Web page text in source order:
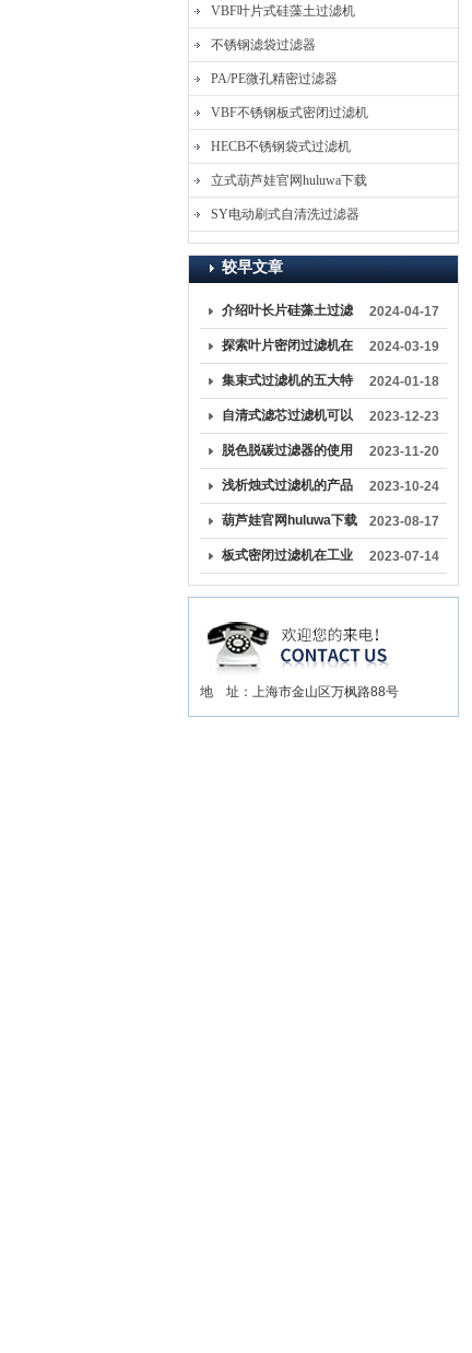
VBF叶片式硅藻土过滤机
不锈钢滤袋过滤器
PA/PE微孔精密过滤器
VBF不锈钢板式密闭过滤机
HECB不锈钢袋式过滤机
立式葫芦娃官网huluwa下载
SY电动刷式自清洗过滤器
较早文章
介绍叶长片硅藻土过滤
机的保养与维护方法
2024-04-17
探索叶片密闭过滤机在
工业生产中的关键作用
2024-03-19
集束式过滤机的五大特
点解析
2024-01-18
自清式滤芯过滤机可以
有效去除过滤介质上的
杂质和颗粒物
2023-12-23
脱色脱碳过滤器的使用
与维护
2023-11-20
浅析烛式过滤机的产品
特点
2023-10-24
葫芦娃官网huluwa下载
成为液体处理领域的重
要装备之一
2023-08-17
板式密闭过滤机在工业
生产中扮演着重要角色
2023-07-14
地 址：上海市金山区万枫路88号